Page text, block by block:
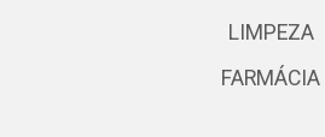
LIMPEZA
FARMÁCIA